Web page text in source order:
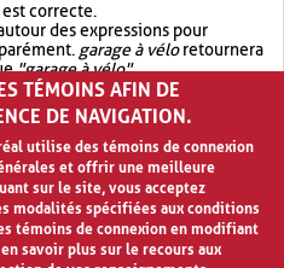
correcte.
des expressions pour
garage à véloretournera
"garage à vélo".
avec OR.garage OR vélo
résultat quegarage à vélo
TÉMOINS AFIN DE
DE NAVIGATION.
utilise des témoins de connexion
et offrir une meilleure
sur le site, vous acceptez
modalités spécifiées aux conditions
témoins de connexion en modifiant
savoir plus sur le recours aux